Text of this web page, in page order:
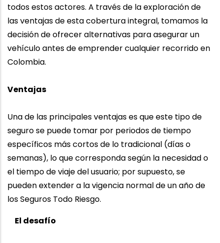
todos estos actores. A través de la exploración de
las ventajas de esta cobertura integral, tomamos la
decisión de ofrecer alternativas para asegurar un
vehículo antes de emprender cualquier recorrido en
Colombia.
Ventajas
Una de las principales ventajas es que este tipo de
seguro se puede tomar por periodos de tiempo
específicos más cortos de lo tradicional (días o
semanas), lo que corresponda según la necesidad o
el tiempo de viaje del usuario; por supuesto, se
pueden extender a la vigencia normal de un año de
los Seguros Todo Riesgo.
El desafío